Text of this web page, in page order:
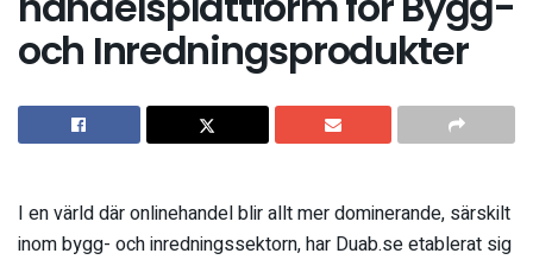
och Inredningsprodukter
I en värld där onlinehandel blir allt mer dominerande, särskilt
inom bygg- och inredningssektorn, har Duab.se etablerat sig